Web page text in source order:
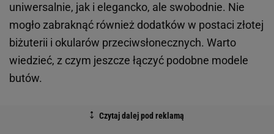
uniwersalnie, jak i elegancko, ale swobodnie. Nie
mogło zabraknąć również dodatków w postaci złotej
biżuterii i okularów przeciwsłonecznych. Warto
wiedzieć, z czym jeszcze łączyć podobne modele
butów.